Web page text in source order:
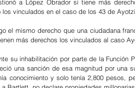
a López Obrador si tiene más
los vinculados en el caso de los 43 de
el mismo derecho que una ciudadana
más derechos los vinculados al caso
su inhabilitación por parte de la
una sanción de esa magnitud por una
conocimiento y solo tenía 2,800 pesos,